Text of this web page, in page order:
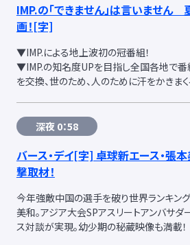
IMP.の「できません」は言いませ
画！[字]
▼IMP.による地上波初の冠番組！
▼IMP.の知名度UPを目指し全国各地で番
を交換、世のため、人のために汗をかきまく
深夜 0：58
バース・デイ[字] 卓球新エース・張
撃取材！
今年強敵中国の選手を破り世界ランキン
美和。アジア大会SPアスリートアンバサ
ス対談が実現。幼少期の秘蔵映像も満載！